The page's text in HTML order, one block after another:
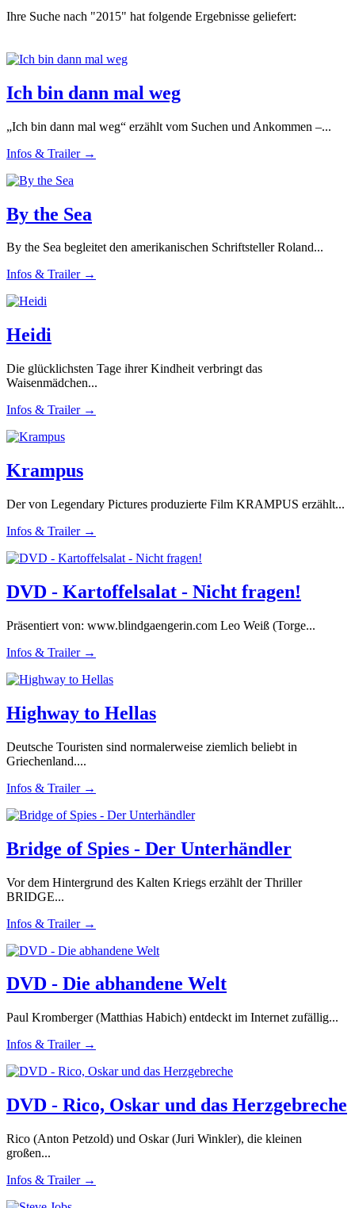
Ihre Suche nach "2015" hat folgende Ergebnisse geliefert:
Ich bin dann mal weg
„Ich bin dann mal weg“ erzählt vom Suchen und Ankommen –...
Infos & Trailer →
By the Sea
By the Sea begleitet den amerikanischen Schriftsteller Roland...
Infos & Trailer →
Heidi
Die glücklichsten Tage ihrer Kindheit verbringt das
Waisenmädchen...
Infos & Trailer →
Krampus
Der von Legendary Pictures produzierte Film KRAMPUS erzählt...
Infos & Trailer →
DVD - Kartoffelsalat - Nicht fragen!
Präsentiert von: www.blindgaengerin.com Leo Weiß (Torge...
Infos & Trailer →
Highway to Hellas
Deutsche Touristen sind normalerweise ziemlich beliebt in
Griechenland....
Infos & Trailer →
Bridge of Spies - Der Unterhändler
Vor dem Hintergrund des Kalten Kriegs erzählt der Thriller
BRIDGE...
Infos & Trailer →
DVD - Die abhandene Welt
Paul Kromberger (Matthias Habich) entdeckt im Internet zufällig...
Infos & Trailer →
DVD - Rico, Oskar und das Herzgebreche
Rico (Anton Petzold) und Oskar (Juri Winkler), die kleinen
großen...
Infos & Trailer →